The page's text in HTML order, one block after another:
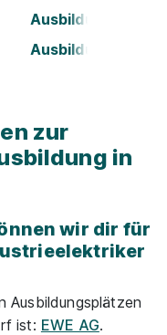
Ausbildung
Ausbildung
zur
in
wir dir für
Ausbildungsplätzen
ist: EWE AG.